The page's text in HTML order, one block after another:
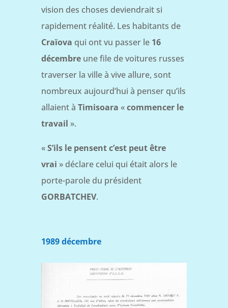
vision des choses deviendrait si
rapidement réalité. Les habitants de
Craïova qui ont vu passer le 16
décembreune file de voitures russes
traverser la ville à vive allure, sont
nombreux aujourd’hui à penser qu’ils
allaient à Timisoara «commencer le
travail ».
«S’ils le pensent c’est peut être
vrai » déclare celui qui était alors le
porte-parole du président
GORBATCHEV.
1989 décembre